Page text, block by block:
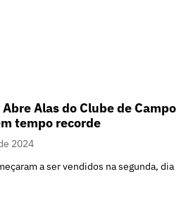
Alas do Clube de Campo
tempo recorde
2024
a ser vendidos na segunda, dia